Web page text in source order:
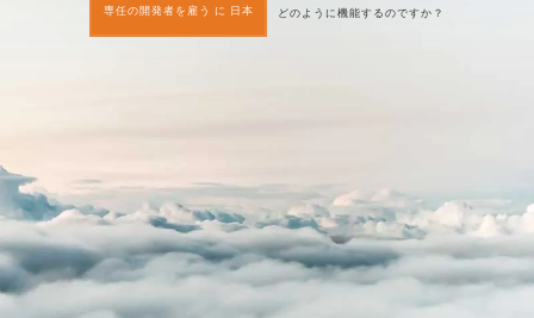
専任の開発者を雇う に 日本 どのように機能するのですか？